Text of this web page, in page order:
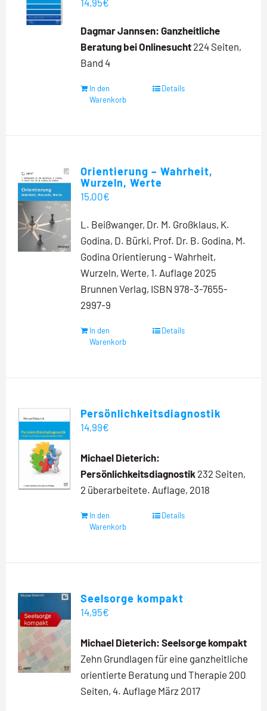
14,95€
Dagmar Jannsen: Ganzheitliche
Beratung bei Onlinesucht224 Seiten,
Band 4
In den
Warenkorb
Details
Orientierung – Wahrheit,
Wurzeln, Werte
15,00€
L. Beißwanger, Dr. M. Großklaus, K.
Godina, D. Bürki, Prof. Dr. B. Godina, M.
Godina Orientierung - Wahrheit,
Wurzeln, Werte, 1. Auflage 2025
Brunnen Verlag, ISBN 978-3-7655-
2997-9
In den
Warenkorb
Details
Persönlichkeitsdiagnostik
14,99€
Michael Dieterich:
Persönlichkeitsdiagnostik232 Seiten,
2 überarbeitete. Auflage, 2018
In den
Warenkorb
Details
Seelsorge kompakt
14,95€
Michael Dieterich: Seelsorge kompakt
Zehn Grundlagen für eine ganzheitliche
orientierte Beratung und Therapie 200
Seiten, 4. Auflage März 2017